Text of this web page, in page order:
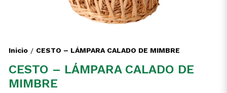
Inicio / CESTO – LÁMPARA CALADO DE MIMBRE
CESTO – LÁMPARA CALADO DE
MIMBRE